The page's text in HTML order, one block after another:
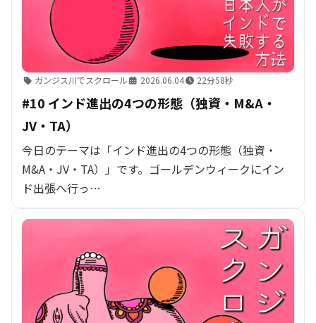
ガンジス川でスクロール 2026.06.04 22分58秒
#10 インド進出の4つの形態（独資・M&A・
JV・TA）
今日のテーマは「インド進出の4つの形態（独資・
M&A・JV・TA）」です。ゴールデンウィークにイン
ド出張へ行っ…